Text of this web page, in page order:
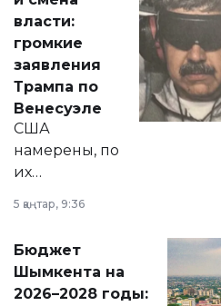
политических
реформах до
вопросов армии,
экономики и
личного здоровья.
власти:
громкие
заявления
Трампа по
Венесуэле
США
намерены, по
их
принести
народу
Венесуэлы.
5 қаңтар, 9:36
Бюджет
Шымкента на
2026–2028 годы: